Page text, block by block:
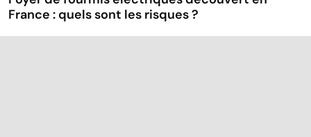
France : quels sont les risques ?